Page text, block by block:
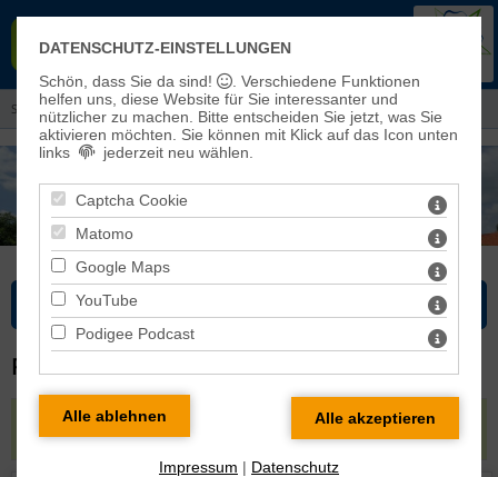
EISLEBEN-SÖMMERDA
Sie sind hier:Kirchenkreis > Mitarbeitende> alphabetisch
Bitte wählen Sie...
PROFIL VON KMD THOMAS ENNENBACH
KantorinPfarrbereich Eisleben Kantorin
Pfarrbereich Seegebiet Mansfelder Land|
DATENSCHUTZ-EINSTELLUNGEN
Schön, dass Sie da sind!
. Verschiedene Funktionen
helfen uns, diese Website für Sie interessanter und
nützlicher zu machen.
Bitte entscheiden Sie jetzt, was Sie
aktivieren möchten. Sie können mit Klick auf das Icon unten
links
jederzeit neu wählen.
Captcha Cookie
Matomo
Google Maps
YouTube
Podigee Podcast
Impressum | Datenschutz